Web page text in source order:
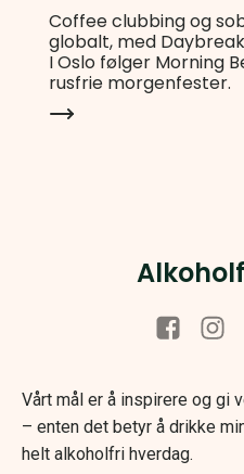
Coffee clubbing og
globalt, med
I Oslo følger Morning
rusfrie morgenfester.
Vårt mål er å inspirere og gi
– enten det betyr å drikke
helt alkoholfri hverdag.